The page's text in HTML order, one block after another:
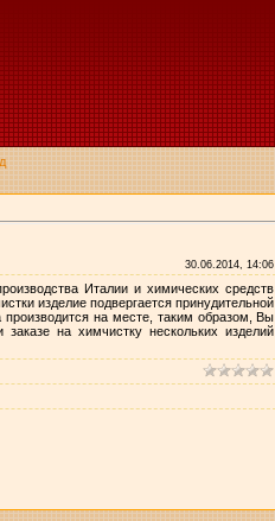
30.06.2014, 14:06
Италии и химических средств
изделие подвергается принудительной
на месте, таким образом, Вы
на химчистку нескольких изделий